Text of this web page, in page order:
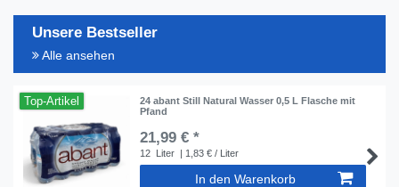
Unsere Bestseller
Alle ansehen
Top-Artikel
24 abant Still Natural Wasser 0,5 L Flasche mit
Pfand
21,99 € *
12 Liter | 1,83 € / Liter
In den Warenkorb